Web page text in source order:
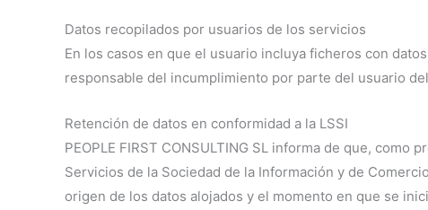
Datos recopilados por usuarios de los servicios
En los casos en que el usuario incluya ficheros con
responsable del incumplimiento por parte del usuario del
Retención de datos en conformidad a la LSSI
PEOPLE FIRST CONSULTING SL informa de que,
Servicios de la Sociedad de la Información y de
origen de los datos alojados y el momento en que se